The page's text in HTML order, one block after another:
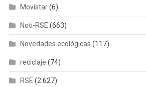
Movistar(6)
Noti-RSE (663)
Novedades ecológicas (117)
reciclaje (74)
RSE (2.627)